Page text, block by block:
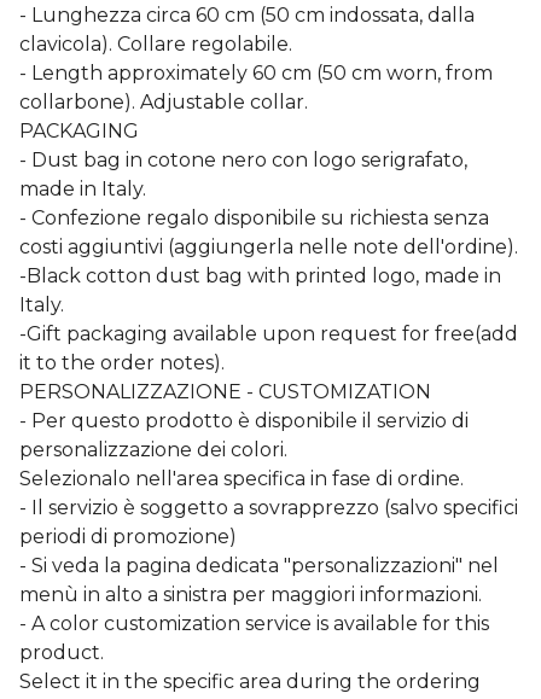
- Lunghezza circa 60 cm (50 cm indossata, dalla
clavicola). Collare regolabile.
- Length approximately 60 cm (50 cm worn, from
collarbone). Adjustable collar.
PACKAGING
- Dust bag in cotone nero con logo serigrafato,
made in Italy.
- Confezione regalo disponibile su richiesta senza
costi aggiuntivi (aggiungerla nelle note dell'ordine).
-Black cotton dust bag with printed logo, made in
Italy.
-Gift packaging available upon request for free(add
it to the order notes).
PERSONALIZZAZIONE - CUSTOMIZATION
- Per questo prodotto è disponibile il servizio di
personalizzazione dei colori.
Selezionalo nell'area specifica in fase di ordine.
- Il servizio è soggetto a sovrapprezzo (salvo specifici
periodi di promozione)
- Si veda la pagina dedicata "personalizzazioni" nel
menù in alto a sinistra per maggiori informazioni.
- A color customization service is available for this
product.
Select it in the specific area during the ordering